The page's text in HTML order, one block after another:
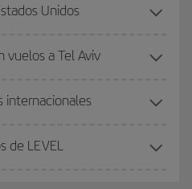
Unidos
vuelos a Tel Aviv
internacionales
de LEVEL